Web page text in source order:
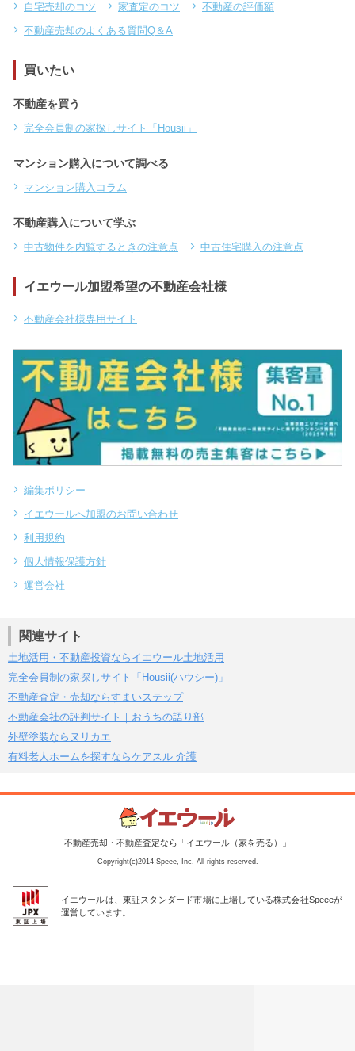
自宅売却のコツ
家査定のコツ
不動産の評価額
不動産売却のよくある質問Q＆A
買いたい
不動産を買う
完全会員制の家探しサイト「Housii」
マンション購入について調べる
マンション購入コラム
不動産購入について学ぶ
中古物件を内覧するときの注意点 中古住宅購入の注意点
イエウール加盟希望の不動産会社様
不動産会社様専用サイト
編集ポリシー
イエウールへ加盟のお問い合わせ
利用規約
個人情報保護方針
運営会社
関連サイト
土地活用・不動産投資ならイエウール土地活用
完全会員制の家探しサイト「Housii(ハウシー)」
不動産査定・売却ならすまいステップ
不動産会社の評判サイト｜おうちの語り部
外壁塗装ならヌリカエ
有料老人ホームを探すならケアスル 介護
不動産売却・不動産査定なら「イエウール（家を売る）」
Copyright(c)2014 Speee, Inc. All rights reserved.
イエウールは、東証スタンダード市場に上場している株式会社Speeeが
運営しています。